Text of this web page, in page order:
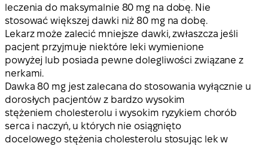
leczenia do maksymalnie 80 mg na dobę. Nie
stosować większej dawki niż 80 mg na dobę.
Lekarz może zalecić mniejsze dawki, zwłaszcza jeśli
pacjent przyjmuje niektóre leki wymienione
powyżej lub posiada pewne dolegliwości związane z
nerkami.
Dawka 80 mg jest zalecana do stosowania wyłącznie u
dorosłych pacjentów z bardzo wysokim
stężeniem cholesterolu i wysokim ryzykiem chorób
serca i naczyń, u których nie osiągnięto
docelowego stężenia cholesterolu stosując lek w